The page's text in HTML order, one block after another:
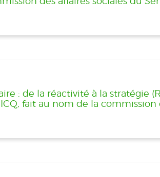
: de la réactivité à la stratégie
fait au nom de la commission